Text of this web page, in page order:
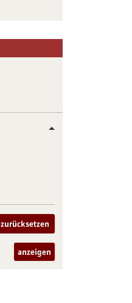
zurücksetzen
anzeigen